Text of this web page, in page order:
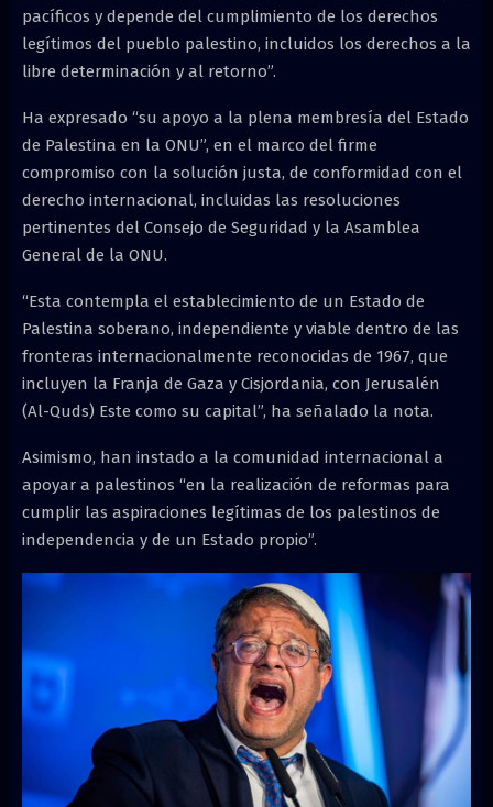
pacíficos y depende del cumplimiento de los derechos
legítimos del pueblo palestino, incluidos los derechos a la
libre determinación y al retorno”.
Ha expresado “su apoyo a la plena membresía del Estado
de Palestina en la ONU”, en el marco del firme
compromiso con la solución justa, de conformidad con el
derecho internacional, incluidas las resoluciones
pertinentes del Consejo de Seguridad y la Asamblea
General de la ONU.
“Esta contempla el establecimiento de un Estado de
Palestina soberano, independiente y viable dentro de las
fronteras internacionalmente reconocidas de 1967, que
incluyen la Franja de Gaza y Cisjordania, con Jerusalén
(Al-Quds) Este como su capital”, ha señalado la nota.
Asimismo, han instado a la comunidad internacional a
apoyar a palestinos “en la realización de reformas para
cumplir las aspiraciones legítimas de los palestinos de
independencia y de un Estado propio”.